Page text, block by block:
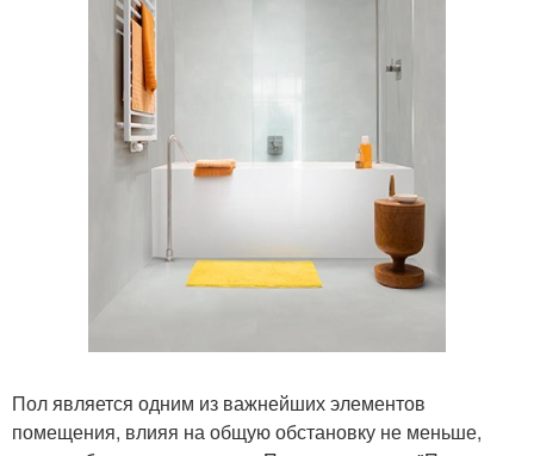
Пол является одним из важнейших элементов
помещения, влияя на общую обстановку не меньше,